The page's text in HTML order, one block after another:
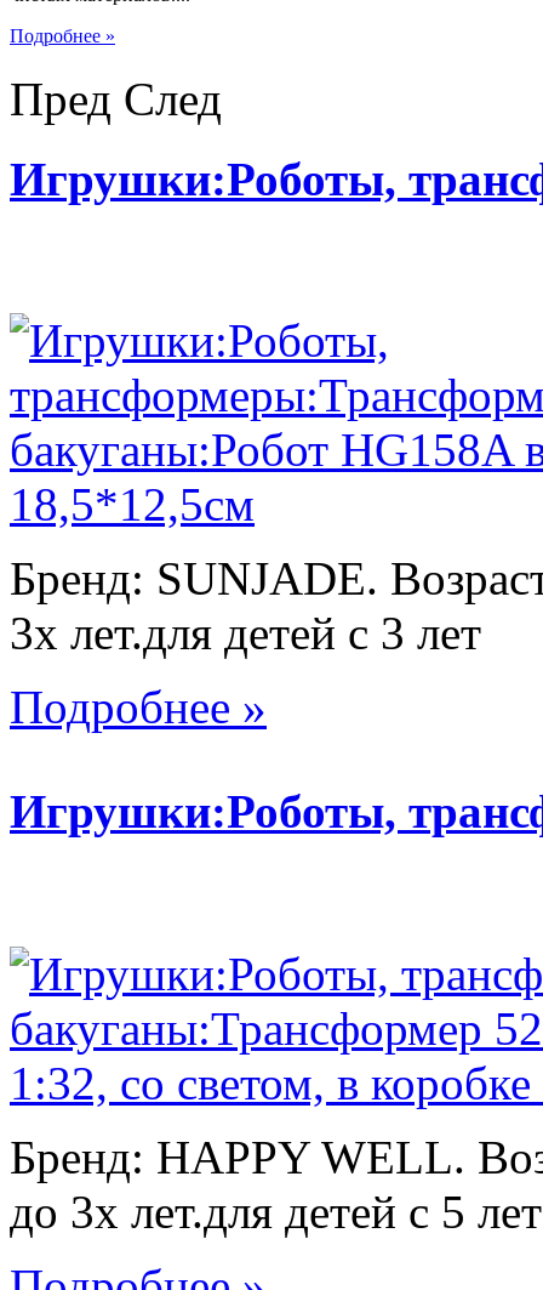
Подробнее »
Пред След
Игрушки:Роботы,
Бренд: SUNJADE.
3х лет.для детей с 3 лет
Подробнее »
Игрушки:Роботы,
Бренд: HAPPY WELL.
до 3х лет.для детей с 5 лет